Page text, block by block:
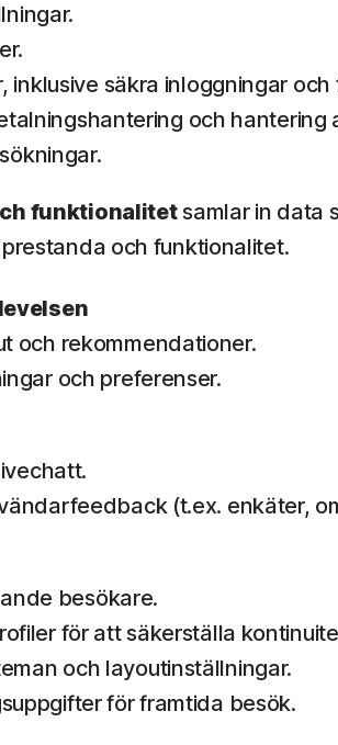
inklusive säkra inloggningar
och hantering
funktionalitetsamlar in data
och funktionalitet.
och rekommendationer.
och preferenser.
(t.ex. enkäter,
besökare.
för att säkerställa
och layoutinställningar.
för framtida besök.